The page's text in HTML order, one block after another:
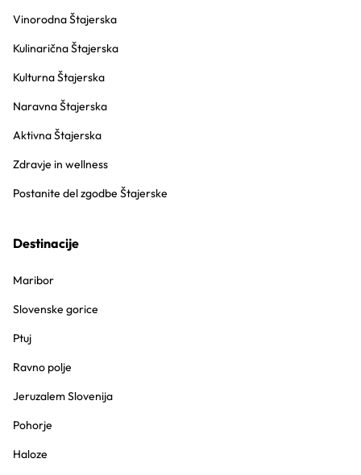
Vinorodna Štajerska
Kulinarična Štajerska
Kulturna Štajerska
Naravna Štajerska
Aktivna Štajerska
Zdravje in wellness
Postanite del zgodbe Štajerske
Destinacije
Maribor
Slovenske gorice
Ptuj
Ravno polje
Jeruzalem Slovenija
Pohorje
Haloze